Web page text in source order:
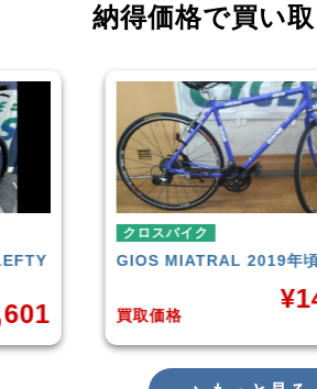
納得価格で買い
クロスバイク
GIOS MIATRAL 2019年
買取価格
¥